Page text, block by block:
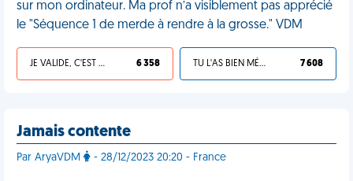
sur mon ordinateur. Ma prof n’a visiblement pas apprécié
le "Séquence 1 de merde à rendre à la grosse." VDM
JE VALIDE, C'EST UNE VDM 6 358 TU L'AS BIEN MÉRITÉ 7 608
Jamais contente
Par AryaVDM - 28/12/2023 20:20 - France